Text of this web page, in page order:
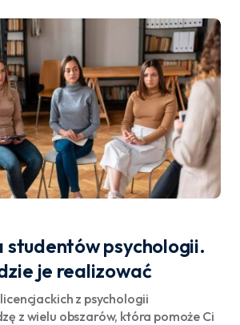
studentów psychologii.
je realizować
z psychologii
z wielu obszarów, która pomoże Ci